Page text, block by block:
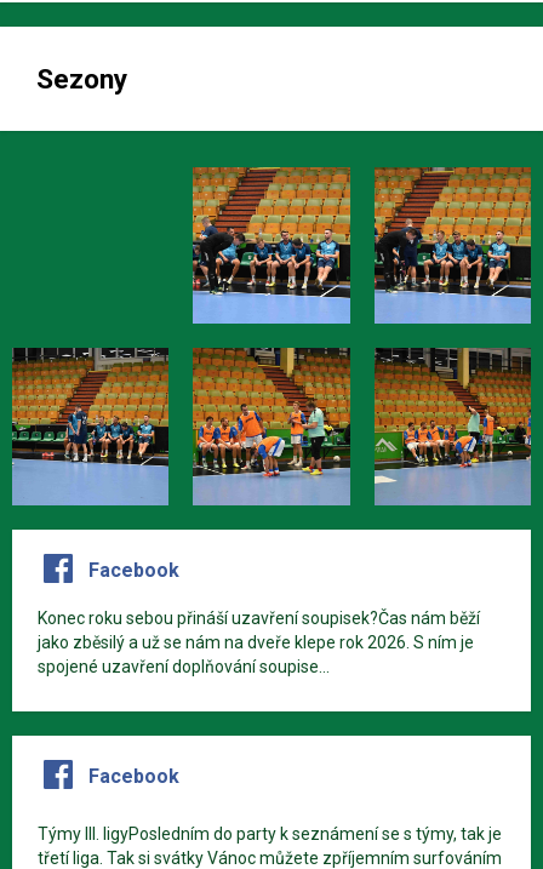
Sezony
Facebook
Konec roku sebou přináší uzavření soupisek?Čas nám běží
jako zběsilý a už se nám na dveře klepe rok 2026. S ním je
spojené uzavření doplňování soupise...
Facebook
Týmy III. ligyPosledním do party k seznámení se s týmy, tak je
třetí liga. Tak si svátky Vánoc můžete zpříjemním surfováním